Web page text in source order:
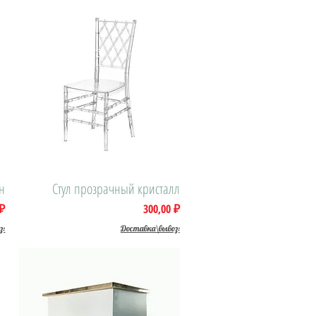
Быстрый просмотр
Стул прозрачный кристалл
Цена
300,00 ₽
Доставка\вывоз: